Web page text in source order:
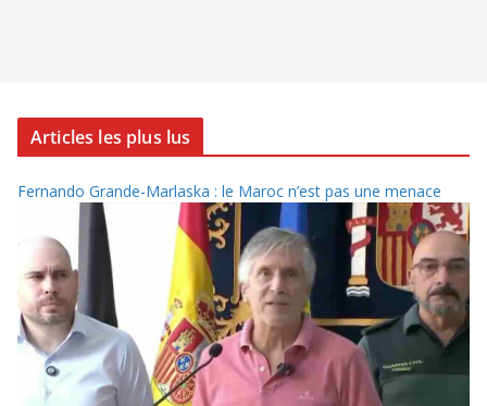
Articles les plus lus
Fernando Grande-Marlaska : le Maroc n’est pas une menace